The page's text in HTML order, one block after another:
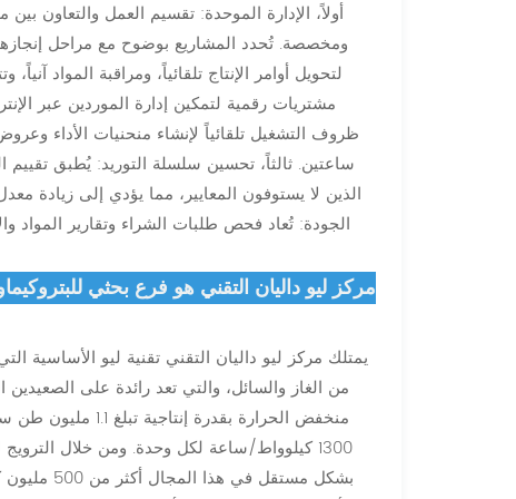
أولاً، الإدارة الموحدة: تقسيم العمل والتعاون
مشتريات رقمية لتمكين إدارة الموردين عبر
ظروف التشغيل تلقائياً لإنشاء منحنيات الأداء
ساعتين. ثالثاً، تحسين سلسلة التوريد: يُطبق تقييم
الجودة: تُعاد فحص طلبات الشراء وتقارير المواد
مركز ليو داليان التقني هو فرع بحثي
يمتلك مركز ليو داليان التقني تقنية ليو
من الغاز والسائل، والتي تعد رائدة على
منخفض الحرارة
1300 كيلوواط/ساعة لكل وحدة. ومن خلال